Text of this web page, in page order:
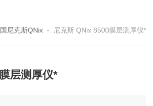
尼克斯QNix - 尼克斯 QNix 8500膜层测厚仪*
层测厚仪*